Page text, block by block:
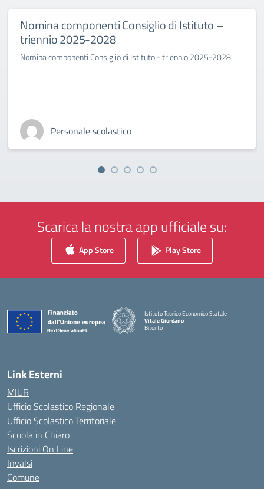
di Istituto –
- triennio 2025-2028
Decreto Assegnazioni
Prot 6141 del 15/09/2025 Decreto
Scarica la nostra app ufficiale su:
App Store Play Store
Istituto Tecnico Economico Statale
Vitale Giordano
Bitonto
Link Esterni
MIUR
Ufficio Scolastico Regionale
Ufficio Scolastico Territoriale
Scuola in Chiaro
Iscrizioni On Line
Invalsi
Comune